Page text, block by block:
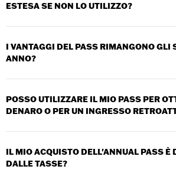
ESTESA SE NON LO UTILIZZO?
No, i pass scadono 12 mesi dopo l'acquisto
I VANTAGGI DEL PASS RIMANGONO GLI
ANNO?
I vantaggi possono cambiare di anno in
dell'H-D Museum.
POSSO UTILIZZARE IL MIO PASS PER
DENARO O PER UN INGRESSO
No, i pass non possono essere riscattati in
IL MIO ACQUISTO DELL'ANNUAL PASS È
DALLE TASSE?